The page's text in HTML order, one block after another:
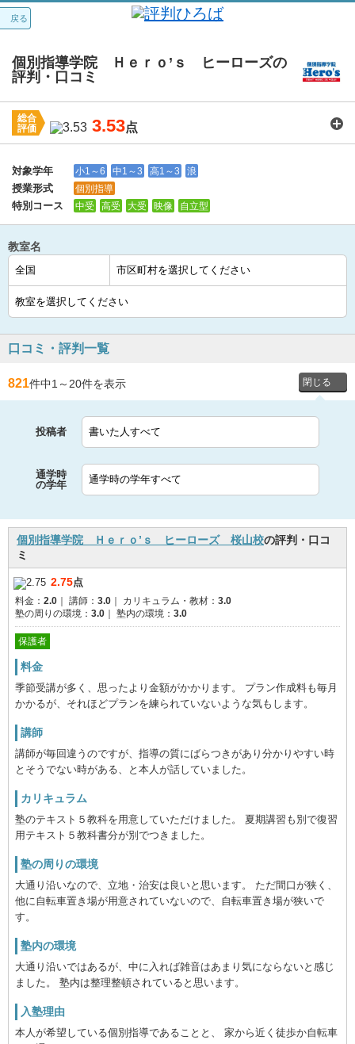
戻る
個別指導学院 Ｈｅｒｏ’ｓ ヒーローズの
評判・口コミ
総合
評価
3.53点
講師：3.6 カリキュラム：3.6 周りの環境：3.7
対象学年
小1～6 中1～3 高1～3 浪
授業形式 個別指導
特別コース 中受 高受 大受 映像 自立型
教室名
口コミ・評判一覧
821件中1 ～ 20件を表示
投稿者
通学時
の学年
個別指導学院 Ｈｅｒｏ’ｓ ヒーローズ 桜山校の評判・口コ
ミ
2.75点
料金： 2.0 講師： 3.0 カリキュラム・教材： 3.0
塾の周りの環境： 3.0 塾内の環境： 3.0
保護者
料金
季節受講が多く、思ったより金額がかかります。 プラン作成料も毎月
かかるが、それほどプランを練られていないような気もします。
講師
講師が毎回違うのですが、指導の質にばらつきがあり分かりやすい時
とそうでない時がある、と本人が話していました。
カリキュラム
塾のテキスト５教科を用意していただけました。 夏期講習も別で復習
用テキスト５教科書分が別でつきました。
塾の周りの環境
大通り沿いなので、立地・治安は良いと思います。 ただ間口が狭く、
他に自転車置き場が用意されていないので、自転車置き場が狭いで
す。
塾内の環境
大通り沿いではあるが、中に入れば雑音はあまり気にならないと感じ
ました。 塾内は整理整頓されていると思います。
入塾理由
本人が希望している個別指導であることと、 家から近く徒歩か自転車